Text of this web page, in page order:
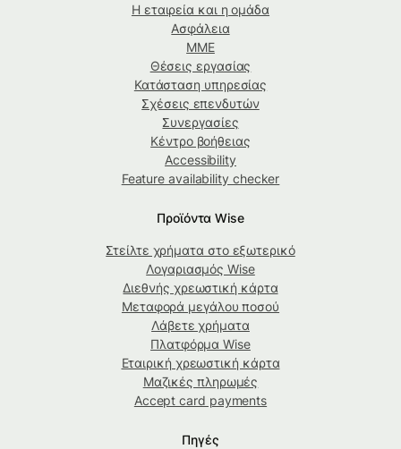
Η εταιρεία και η ομάδα
Ασφάλεια
ΜΜΕ
Θέσεις εργασίας
Κατάσταση υπηρεσίας
Σχέσεις επενδυτών
Συνεργασίες
Κέντρο βοήθειας
Accessibility
Feature availability checker
Προϊόντα Wise
Στείλτε χρήματα στο εξωτερικό
Λογαριασμός Wise
Διεθνής χρεωστική κάρτα
Μεταφορά μεγάλου ποσού
Λάβετε χρήματα
Πλατφόρμα Wise
Εταιρική χρεωστική κάρτα
Μαζικές πληρωμές
Accept card payments
Πηγές